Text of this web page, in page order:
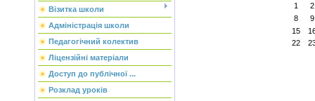
Візитка школи
Адміністрація школи
Педагогічний колектив
Ліцензійні матеріали
Доступ до публічної ...
Розклад уроків
1
2
8
9
15
22